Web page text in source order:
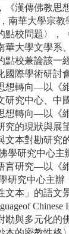
漢傳佛教思
南華大學宗教
校問題〉，
華大學文學系
校兼論該一
國際學術研討
想轉向—以《
研究中心、中
想轉向—以《
究的現狀與
本對勘研究
學研究中心
言研究—以《
研究中心主
本」的語文
與多元化的